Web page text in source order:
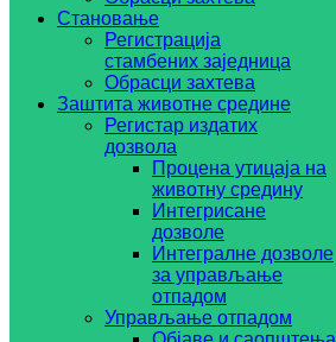
Становање
Регистрација
стамбених заједница
Обрасци захтева
Заштита животне средине
Регистар издатих
дозвола
Процена утицаја на
животну средину
Интегрисане
дозволе
Интегралне дозволе
за управљање
отпадом
Управљање отпадом